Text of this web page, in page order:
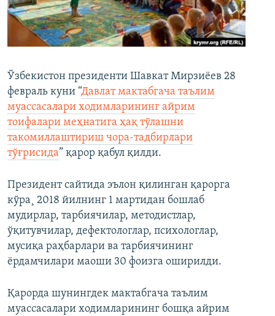
Ўзбекистон президенти Шавкат Мирзиëев 28
февраль куни “Давлат мактабгача таълим
муассасалари ходимларининг айрим
тоифалари меҳнатига ҳақ тўлашни
такомиллаштириш чора-тадбирлари
тўғрисида” қарор қабул қилди.
Президент сайтида эълон қилинган қарорга
кўра¸ 2018 йилнинг 1 мартидан бошлаб
мудирлар, тарбиячилар, методистлар,
ўқитувчилар, дефектологлар, психологлар,
мусиқа раҳбарлари ва тарбиячининг
ёрдамчилари маоши 30 фоизга оширилди.
Қарорда шунингдек мактабгача таълим
муассасалари ходимларининг бошқа айрим